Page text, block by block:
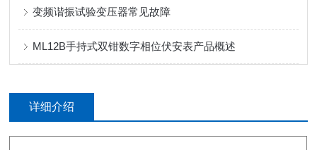
变频谐振试验变压器常见故障
ML12B手持式双钳数字相位伏安表产品概述
详细介绍